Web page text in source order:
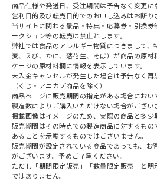
商品仕様や発送日、受注期間は予告なく変更に
営利目的及び転売目的でのお申し込みはお断り
当サイトに関わる景品・特典・応募券・引換
ークション等の転売は禁止とします。
弊社では食品のアレルギー物質につきまして
麦、えび、かに、落花生、そば）が商品の原
ケージの原材料欄に情報を表示しています。
未入金キャンセルが発生した場合は予告なく再
（くじ・アニカプ商品を除く）
商品ページに販売期間の指定がある場合におい
製造数によりご購入いただけない場合がござい
掲載画像はイメージのため、実際の商品と多少
販売期間はその時点での製造商品に対するも
あることを示唆するものではございません。
販売期間が設定されている商品であっても、お
がございます。予めご了承ください。
ただし「期間限定販売」「数量限定販売」と明
ではありません。